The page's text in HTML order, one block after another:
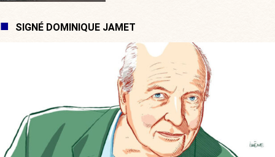
SIGNÉ DOMINIQUE JAMET